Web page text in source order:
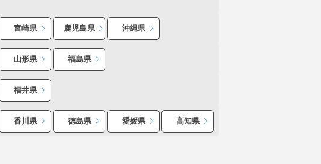
宮崎県 鹿児島県 沖縄県
山形県 福島県
福井県
香川県 徳島県 愛媛県 高知県